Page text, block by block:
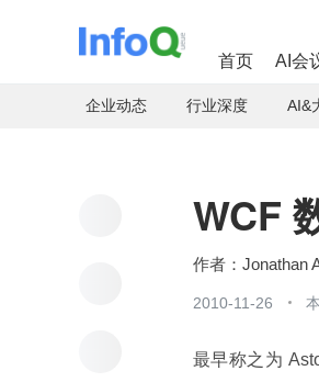
首页 AI会
企业动态 行业深度 AI&
WCF
Jonathan
2010-11-26
最早称之为